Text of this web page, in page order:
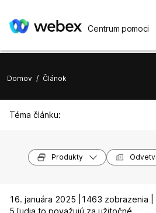
Centrum pomoci
Domov / Článok
Téma článku:
Produkty
16. januára 2025 |
1463 zobrazenia |
5 ľudia to považujú za užitočné